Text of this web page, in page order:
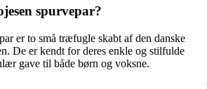
spurvepar?
er to små træfugle skabt af den danske
De er kendt for deres enkle og stilfulde
gave til både børn og voksne.